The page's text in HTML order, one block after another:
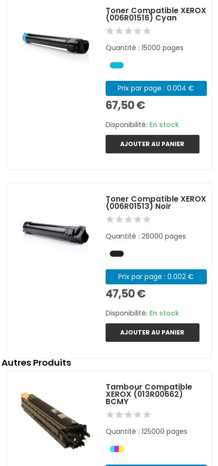
Toner Compatible XEROX
(006R01516) Cyan
Quantité : 15000 pages
Prix par page : 0.004 €
67,50 €
Disponibilité: En stock
AJOUTER AU PANIER
Toner Compatible XEROX
(006R01513) Noir
Quantité : 26000 pages
Prix par page : 0.002 €
47,50 €
Disponibilité: En stock
AJOUTER AU PANIER
Autres Produits
Tambour Compatible
XEROX (013R00662)
BCMY
Quantité : 125000 pages